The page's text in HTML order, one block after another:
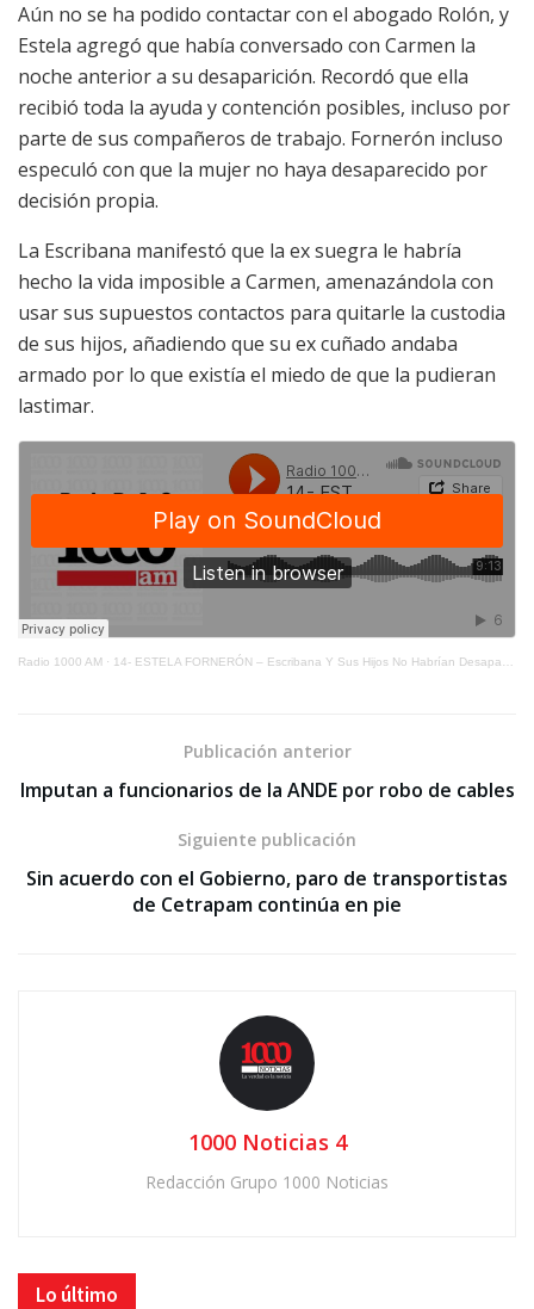
Aún no se ha podido contactar con el abogado Rolón, y
Estela agregó que había conversado con Carmen la
noche anterior a su desaparición. Recordó que ella
recibió toda la ayuda y contención posibles, incluso por
parte de sus compañeros de trabajo. Fornerón incluso
especuló con que la mujer no haya desaparecido por
decisión propia.
La Escribana manifestó que la ex suegra le habría
hecho la vida imposible a Carmen, amenazándola con
usar sus supuestos contactos para quitarle la custodia
de sus hijos, añadiendo que su ex cuñado andaba
armado por lo que existía el miedo de que la pudieran
lastimar.
Radio 1000 AM · 14- ESTELA FORNERÓN – Escribana Y Sus Hijos No Habrían Desaparecido Por Voluntad Propia
Publicación anterior
Imputan a funcionarios de la ANDE por robo de cables
Siguiente publicación
Sin acuerdo con el Gobierno, paro de transportistas
de Cetrapam continúa en pie
1000 Noticias 4
Redacción Grupo 1000 Noticias
Lo último